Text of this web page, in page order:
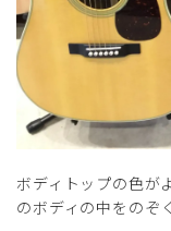
ボディトップの色が
のボディの中をのぞ